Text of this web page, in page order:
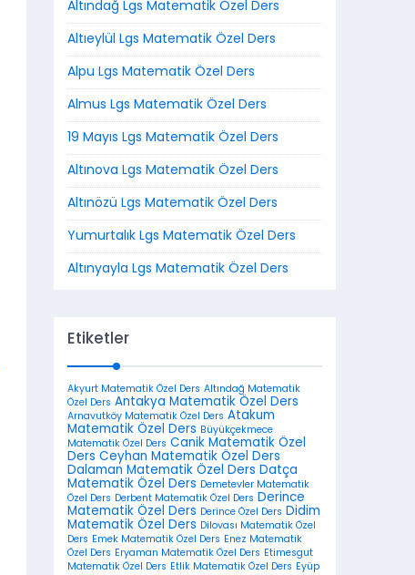
Altındağ Lgs Matematik Özel Ders
Altıeylül Lgs Matematik Özel Ders
Alpu Lgs Matematik Özel Ders
Almus Lgs Matematik Özel Ders
19 Mayıs Lgs Matematik Özel Ders
Altınova Lgs Matematik Özel Ders
Altınözü Lgs Matematik Özel Ders
Yumurtalık Lgs Matematik Özel Ders
Altınyayla Lgs Matematik Özel Ders
Etiketler
Akyurt Matematik Özel Ders Altındağ Matematik
Özel Ders Antakya Matematik Özel Ders
Arnavutköy Matematik Özel Ders Atakum
Matematik Özel Ders
Büyükçekmece
Matematik Özel Ders Canik Matematik Özel
Ders Ceyhan Matematik Özel Ders
Dalaman Matematik Özel Ders Datça
Matematik Özel Ders
Demetevler Matematik
Özel Ders
Derbent Matematik Özel Ders
Derince
Matematik Özel Ders
Derince Özel Ders
Didim
Matematik Özel Ders
Dilovası Matematik Özel
Ders
Emek Matematik Özel Ders
Enez Matematik
Özel Ders
Eryaman Matematik Özel Ders
Etimesgut
Matematik Özel Ders
Etlik Matematik Özel Ders
Eyüp